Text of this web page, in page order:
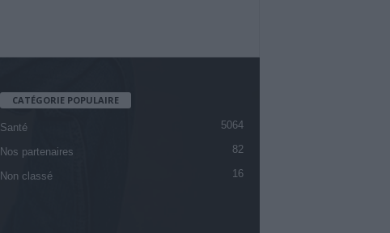
CATÉGORIE POPULAIRE
Santé 5064
Nos partenaires 82
Non classé 16